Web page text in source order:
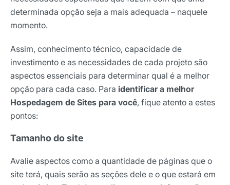
determinada opção seja a mais adequada – naquele
momento.
Assim, conhecimento técnico, capacidade de
investimento e as necessidades de cada projeto são
aspectos essenciais para determinar qual é a melhor
opção para cada caso. Para identificar a melhor
Hospedagem de Sites para você, fique atento a estes
pontos:
Tamanho do site
Avalie aspectos como a quantidade de páginas que o
site terá, quais serão as seções dele e o que estará em